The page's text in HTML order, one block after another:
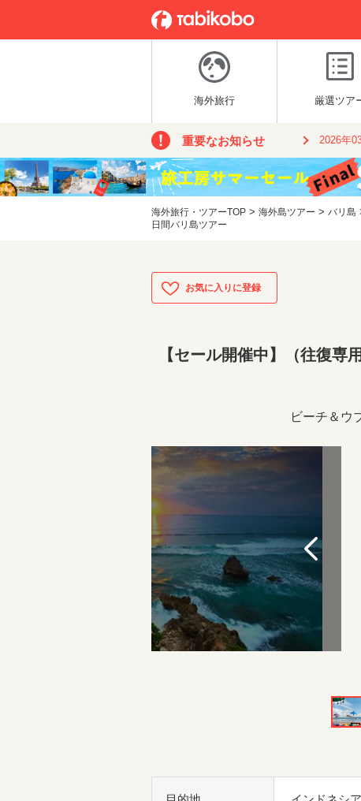
海外旅行 厳選ツア
重要なお知らせ 2026年
海外旅行・ツアーTOP > 海外島ツアー > バリ島
日間バリ島ツアー
【セール開催中】（往復専
ビーチ＆ウ